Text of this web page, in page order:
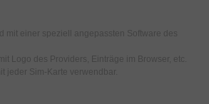
mit einer speziell angepassten Software des
Logo des Providers, Einträge im Browser, etc.
jeder Sim-Karte verwendbar.